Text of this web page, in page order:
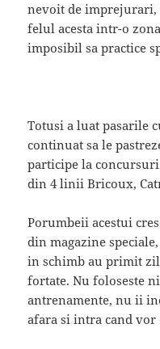
nevoit de imprejurari,
felul acesta intr-o
imposibil sa practice
Totusi a luat pasarile
continuat sa le
participe la
din 4 linii Bricoux,
Porumbeii acestui
din magazine
in schimb au primit
fortate. Nu foloseste
antrenamente, nu ii
afara si intra cand vor